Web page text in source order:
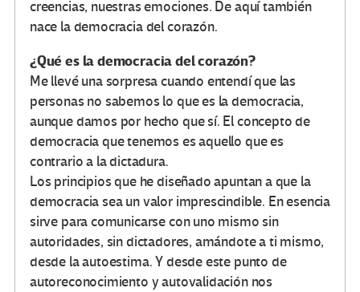
creencias, nuestras emociones. De aquí también
nace la democracia del corazón.
¿Qué es la democracia del corazón?
Me llevé una sorpresa cuando entendí que las
personas no sabemos lo que es la democracia,
aunque damos por hecho que sí. El concepto de
democracia que tenemos es aquello que es
contrario a la dictadura.
Los principios que he diseñado apuntan a que la
democracia sea un valor imprescindible. En esencia
sirve para comunicarse con uno mismo sin
autoridades, sin dictadores, amándote a ti mismo,
desde la autoestima. Y desde este punto de
autoreconocimiento y autovalidación nos